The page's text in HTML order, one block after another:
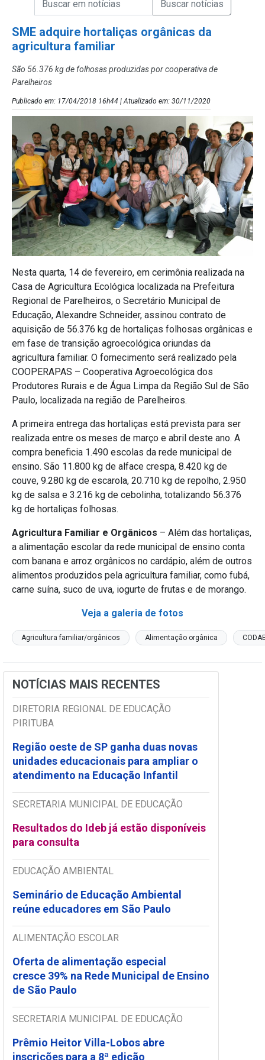
SME adquire hortaliças orgânicas da
agricultura familiar
São 56.376 kg de folhosas produzidas por cooperativa de
Parelheiros
Publicado em: 17/04/2018 16h44 | Atualizado em: 30/11/2020
Nesta quarta, 14 de fevereiro, em cerimônia realizada na
Casa de Agricultura Ecológica localizada na Prefeitura
Regional de Parelheiros, o Secretário Municipal de
Educação, Alexandre Schneider, assinou contrato de
aquisição de 56.376 kg de hortaliças folhosas orgânicas e
em fase de transição agroecológica oriundas da
agricultura familiar. O fornecimento será realizado pela
COOPERAPAS – Cooperativa Agroecológica dos
Produtores Rurais e de Água Limpa da Região Sul de São
Paulo, localizada na região de Parelheiros.
A primeira entrega das hortaliças está prevista para ser
realizada entre os meses de março e abril deste ano. A
compra beneficia 1.490 escolas da rede municipal de
ensino. São 11.800 kg de alface crespa, 8.420 kg de
couve, 9.280 kg de escarola, 20.710 kg de repolho, 2.950
kg de salsa e 3.216 kg de cebolinha, totalizando 56.376
kg de hortaliças folhosas.
Agricultura Familiar e Orgânicos – Além das hortaliças,
a alimentação escolar da rede municipal de ensino conta
com banana e arroz orgânicos no cardápio, além de outros
alimentos produzidos pela agricultura familiar, como fubá,
carne suína, suco de uva, iogurte de frutas e de morango.
Veja a galeria de fotos
Agricultura familiar/orgânicos Alimentação orgânica
NOTÍCIAS MAIS RECENTES
DIRETORIA REGIONAL DE EDUCAÇÃO
PIRITUBA
Região oeste de SP ganha duas novas
unidades educacionais para ampliar o
atendimento na Educação Infantil
SECRETARIA MUNICIPAL DE EDUCAÇÃO
Resultados do Ideb já estão disponíveis
para consulta
EDUCAÇÃO AMBIENTAL
Seminário de Educação Ambiental
reúne educadores em São Paulo
ALIMENTAÇÃO ESCOLAR
Oferta de alimentação especial
cresce 39% na Rede Municipal de Ensino
de São Paulo
SECRETARIA MUNICIPAL DE EDUCAÇÃO
Prêmio Heitor Villa-Lobos abre
inscrições para a 8ª edição